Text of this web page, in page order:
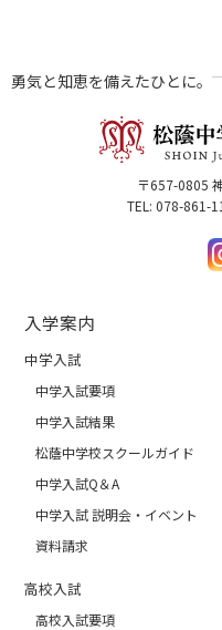
勇気と知恵を備えたひとに。
〒657-0805
TEL: 078-861-
入学案内
中学入試
中学入試要項
中学入試結果
松蔭中学校スクールガイド
中学入試Q＆A
中学入試 説明会・イベント
資料請求
高校入試
高校入試要項